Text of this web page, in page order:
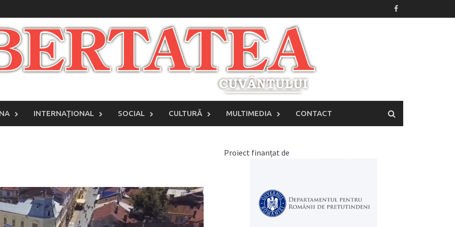
INTERNAŢIONAL SOCIAL CULTURĂ MULTIMEDIA CONTACT
Proiect finanțat de